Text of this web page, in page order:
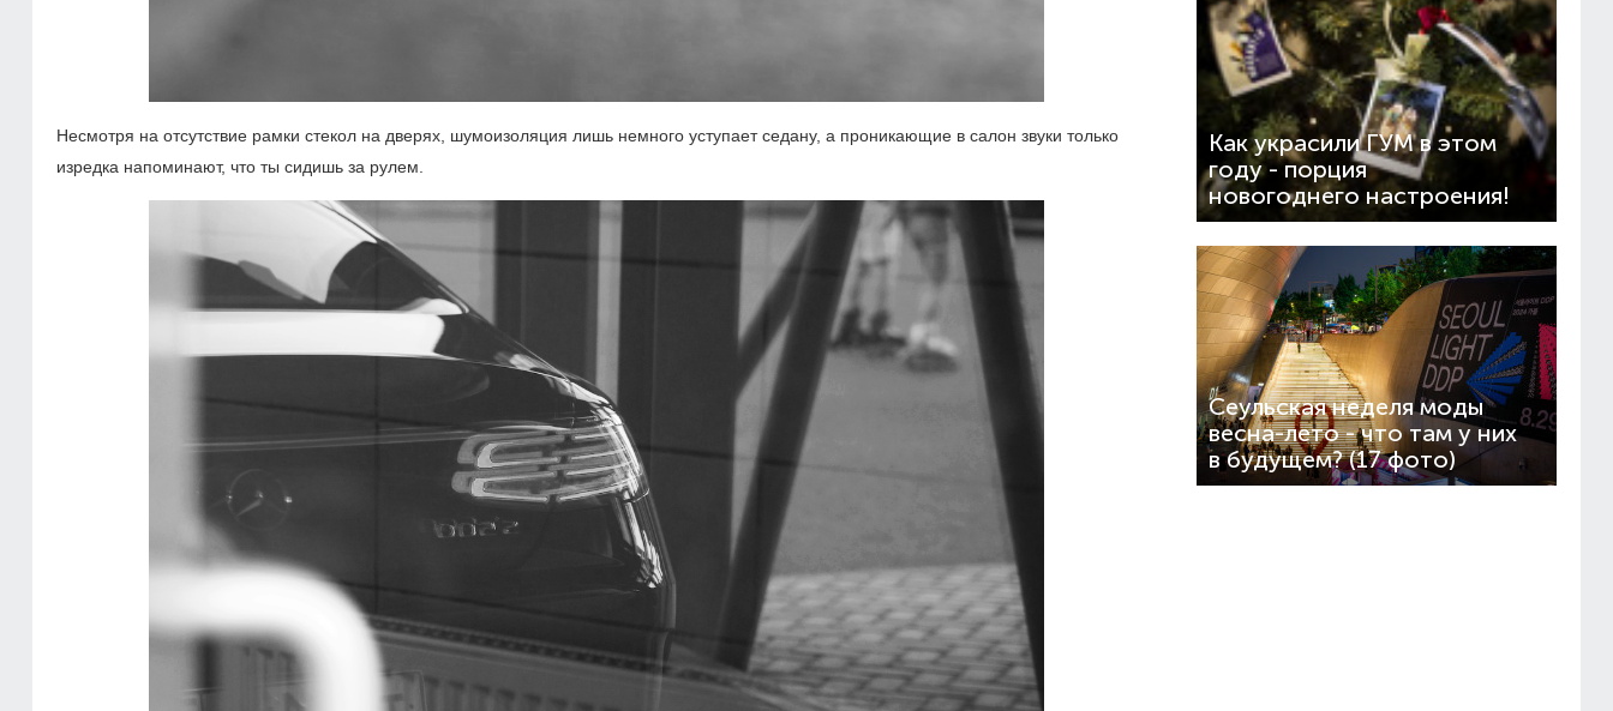
Несмотря на отсутствие рамки стекол на дверях, шумоизоляция лишь немного уступает седану, а проникающие в салон звуки только
изредка напоминают, что ты сидишь за рулем.
Как украсили ГУМ в этом
году - порция
новогоднего настроения!
Сеульская неделя моды
весна-лето - что там у них
в будущем? (17 фото)